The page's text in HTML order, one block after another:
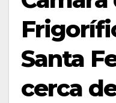
Santa
cerca